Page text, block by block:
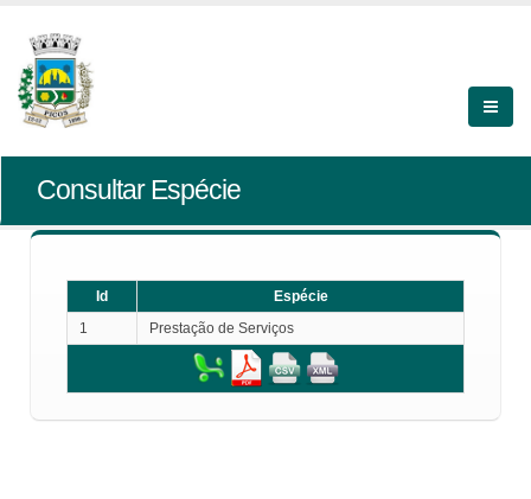
Consultar Espécie
Id
Espécie
1
Prestação de Serviços